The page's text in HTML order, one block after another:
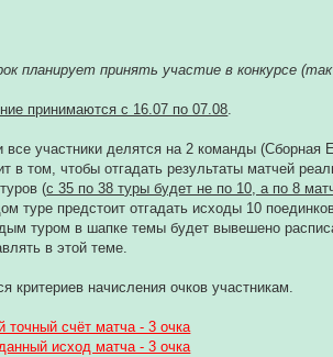
планирует принять участие в конкурсе
принимаются с 16.07 по 07.08.
все участники делятся на 2 команды (Сборная
в том, чтобы отгадать результаты матчей
(с 35 по 38 туры будет не по 10, а по 8
туре предстоит отгадать исходы 10
туром в шапке темы будет вывешено
в этой теме.
критериев начисления очков участникам.
точный счёт матча - 3 очка
исход матча - 3 очка